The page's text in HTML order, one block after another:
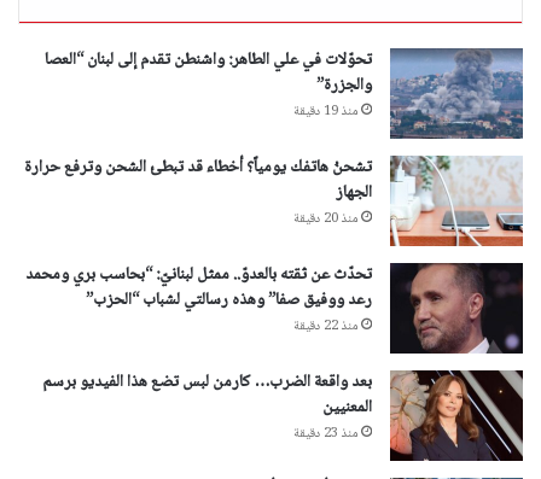
تحوّلات في علي الطاهر: واشنطن تقدم إلى لبنان “العصا
والجزرة”
منذ 19 دقيقة
تشحنُ هاتفك يومياً؟ أخطاء قد تبطئ الشحن وترفع حرارة
الجهاز
منذ 20 دقيقة
تحدّث عن ثقته بالعدوّ.. ممثل لبنانيّ: “بحاسب بري ومحمد
رعد ووفيق صفا” وهذه رسالتي لشباب “الحزب”
منذ 22 دقيقة
بعد واقعة الضرب… كارمن لبس تضع هذا الفيديو برسم
المعنيين
منذ 23 دقيقة